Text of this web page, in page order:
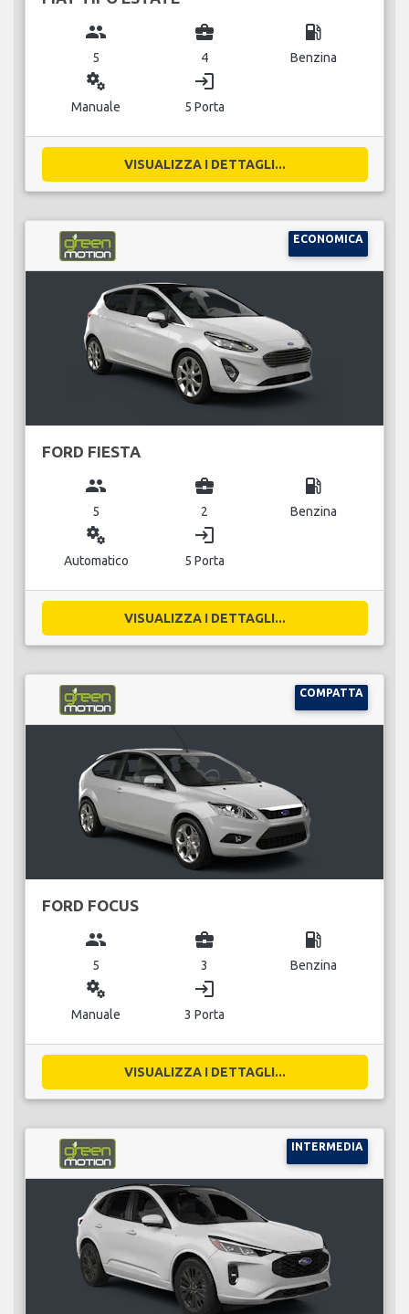
group
5
business_center
4
local_gas_station
Benzina
miscellaneous_services
Manuale
login
5 Porta
VISUALIZZA I DETTAGLI...
ECONOMICA
FORD FIESTA
group
5
business_center
2
local_gas_station
Benzina
miscellaneous_services
Automatico
login
5 Porta
VISUALIZZA I DETTAGLI...
COMPATTA
FORD FOCUS
group
5
business_center
3
local_gas_station
Benzina
miscellaneous_services
Manuale
login
3 Porta
VISUALIZZA I DETTAGLI...
INTERMEDIA